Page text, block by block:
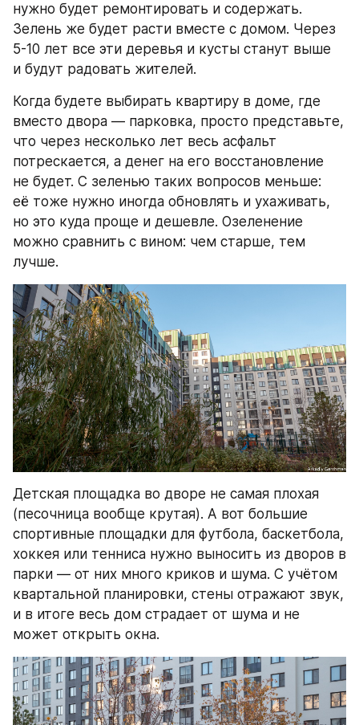
нужно будет ремонтировать и содержать.
Зелень же будет расти вместе с домом. Через
5-10 лет все эти деревья и кусты станут выше
и будут радовать жителей.
Когда будете выбирать квартиру в доме, где
вместо двора — парковка, просто представьте,
что через несколько лет весь асфальт
потрескается, а денег на его восстановление
не будет. С зеленью таких вопросов меньше:
её тоже нужно иногда обновлять и ухаживать,
но это куда проще и дешевле. Озеленение
можно сравнить с вином: чем старше, тем
лучше.
Детская площадка во дворе не самая плохая
(песочница вообще крутая). А вот большие
спортивные площадки для футбола, баскетбола,
хоккея или тенниса нужно выносить из дворов в
парки — от них много криков и шума. С учётом
квартальной планировки, стены отражают звук,
и в итоге весь дом страдает от шума и не
может открыть окна.